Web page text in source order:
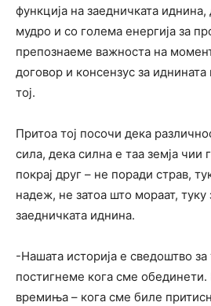
функција на заедничката
мудро и со голема енергија за
препознаеме важноста на
договор и консензус за
тој.
Притоа тој посочи дека
сила, дека силна е таа земја чии
покрај друг – не поради страв,
надеж, не затоа што мораат, туку
заедничката иднина.
-Нашата историја е сведоштво
постигнеме кога сме обединети.
времиња – кога сме биле